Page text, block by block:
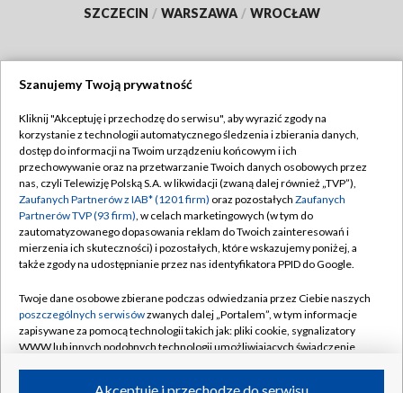
SZCZECIN / WARSZAWA / WROCŁAW
TVP
Abonament TVP
Emisja w TVP
Centrum informacji TVP
Naziemna Telewizja Cyfrowa
Rada Programowa
System NOS
Informacje o nadawcy
Regulamin TVP
Polityka prywatności
Moje zgody
Pomoc
Kontakt
Kanały
Szanujemy Twoją prywatność
Kliknij "Akceptuję i przechodzę do serwisu", aby wyrazić zgody na
korzystanie z technologii automatycznego śledzenia i zbierania danych,
dostęp do informacji na Twoim urządzeniu końcowym i ich
przechowywanie oraz na przetwarzanie Twoich danych osobowych przez
nas, czyli Telewizję Polską S.A. w likwidacji (zwaną dalej również „TVP”),
Zaufanych Partnerów z IAB* (1201 firm) oraz pozostałych Zaufanych
Partnerów TVP (93 firm), w celach marketingowych (w tym do
zautomatyzowanego dopasowania reklam do Twoich zainteresowań i
mierzenia ich skuteczności) i pozostałych, które wskazujemy poniżej, a
także zgody na udostępnianie przez nas identyfikatora PPID do Google.
Twoje dane osobowe zbierane podczas odwiedzania przez Ciebie naszych
poszczególnych serwisówzwanych dalej „Portalem”, w tym informacje
zapisywane za pomocą technologii takich jak: pliki cookie, sygnalizatory
WWW lub innych podobnych technologii umożliwiających świadczenie